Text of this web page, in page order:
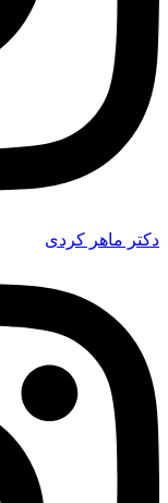
دکتر ماهر کردی